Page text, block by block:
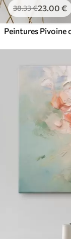
38.33€23.00 €